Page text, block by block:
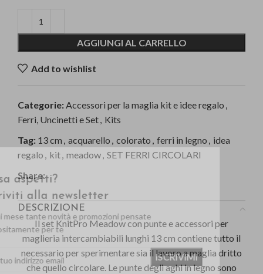
Cosa aspetti?
Iscriviti alla newsletter
Ogni mese tante novità e promozioni pensate
appositamente per te
AGGIUNGI AL CARRELLO
Add to wishlist
Categorie:Accessori per la maglia kit e idee regalo ,
Ferri, Uncinetti e Set, Kits
Tag: 13 cm , acquarello , colorato , ferri in legno , idea
regalo , kit, meadow, SET FERRI CIRCOLARI
Share:
DESCRIZIONE
Il set KnitPro Meadow con punte e accessori per
maglieria intercambiabili lunghi 13 cm contiene tutto il
necessario per sperimentare sia il lavoro a maglia dritto
che quello circolare. Le punte degli aghi in legno sono